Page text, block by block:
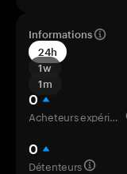
Informations
24h
1w
1m
0
Acheteurs expérimentés
0
Détenteurs